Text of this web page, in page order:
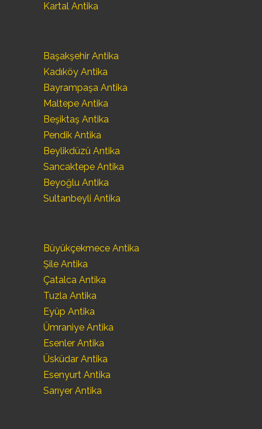
Kartal Antika
Başakşehir Antika
Kadıköy Antika
Bayrampaşa Antika
Maltepe Antika
Beşiktaş Antika
Pendik Antika
Beylikdüzü Antika
Sancaktepe Antika
Beyoğlu Antika
Sultanbeyli Antika
Büyükçekmece Antika
Şile Antika
Çatalca Antika
Tuzla Antika
Eyüp Antika
Ümraniye Antika
Esenler Antika
Üsküdar Antika
Esenyurt Antika
Sarıyer Antika